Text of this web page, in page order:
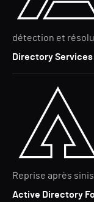
détection et
Directory
Reprise après
Active Directory